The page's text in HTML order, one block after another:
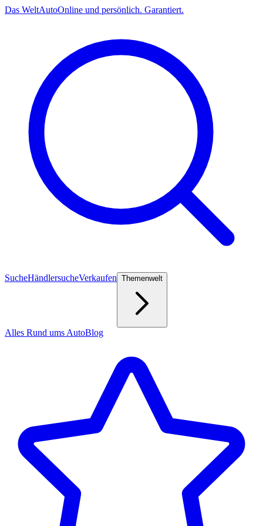
Das WeltAutoOnline und persönlich. Garantiert.
SucheHändlersucheVerkaufen Themenwelt
Alles Rund ums AutoBlog